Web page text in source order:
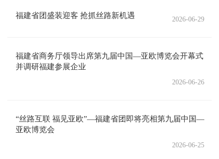
福建省团盛装迎客 抢抓丝路新机遇 2026-06-29
福建省商务厅领导出席第九届中国—亚欧博览会开幕式
并调研福建参展企业
2026-06-26
“丝路互联 福见亚欧”—福建省团即将亮相第九届中国—
亚欧博览会
2026-06-25